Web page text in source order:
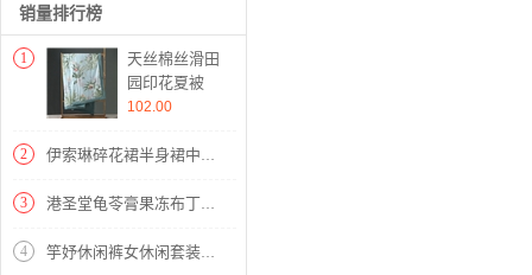
销量排行榜
1
天丝棉丝滑田
园印花夏被
【天丝（再生
填充聚酯纤
踪】
102.00
2 伊索琳碎花裙半身裙中长裙女夏2020新款高腰印花中长款垂感雪纺半身裙 蓝底红花 均码 80-140斤
3 港圣堂龟苓膏果冻布丁正宗休闲 红豆味500g
4 竽妤休闲裤女休闲套装女2020夏季阔腿裤套装女夏装时尚套装新款韩版休闲女夏装两件套洋气套装 黑色条纹 请拍对应尺码